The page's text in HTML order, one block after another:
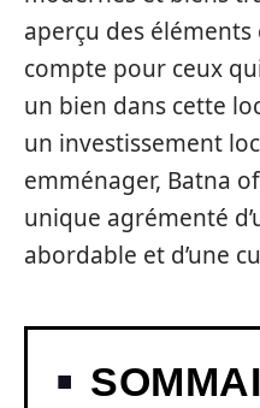
aperçu des
compte pour ceux
un bien dans cette
un investissement
emménager, Batna
unique agrémenté
abordable et d’une